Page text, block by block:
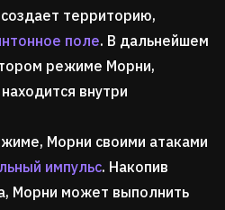
территорию,
поле. В дальнейшем
режиме Морни,
внутри
Морни своими атаками
импульс. Накопив
Морни может выполнить